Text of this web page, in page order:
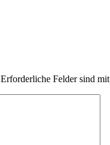
Erforderliche Felder sind mit